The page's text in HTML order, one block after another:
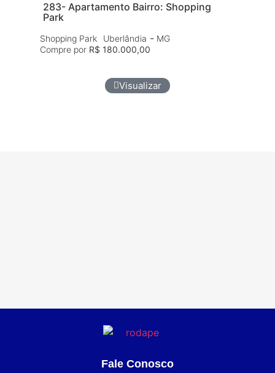
283- Apartamento Bairro: Shopping
Park
Shopping Park Uberlândia - MG
Compre por R$ 180.000,00
Visualizar
Fale Conosco